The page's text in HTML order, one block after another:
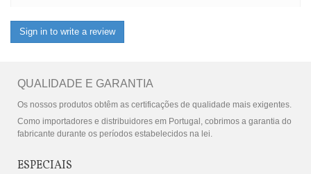
Sign in to write a review
QUALIDADE E GARANTIA
Os nossos produtos obtêm as certificações de qualidade mais exigentes.
Como importadores e distribuidores em Portugal, cobrimos a garantia do
fabricante durante os períodos estabelecidos na lei.
ESPECIAIS